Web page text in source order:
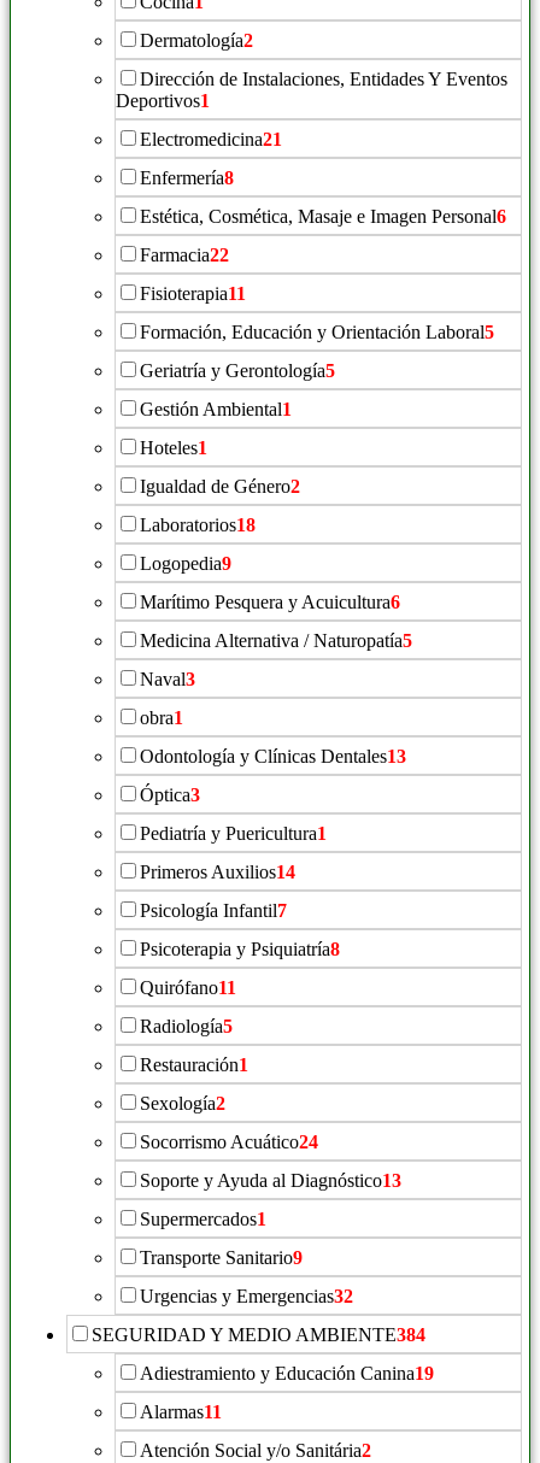
Dermatología2
Dirección de Instalaciones, Entidades Y Eventos
Deportivos1
Electromedicina21
Enfermería8
Estética, Cosmética, Masaje e Imagen Personal6
Farmacia22
Fisioterapia11
Formación, Educación y Orientación Laboral5
Geriatría y Gerontología5
Gestión Ambiental1
Hoteles1
Igualdad de Género2
Laboratorios18
Logopedia9
Marítimo Pesquera y Acuicultura6
Medicina Alternativa / Naturopatía5
Naval3
obra1
Odontología y Clínicas Dentales13
Óptica3
Pediatría y Puericultura1
Primeros Auxilios14
Psicología Infantil7
Psicoterapia y Psiquiatría8
Quirófano11
Radiología5
Restauración1
Sexología2
Socorrismo Acuático24
Soporte y Ayuda al Diagnóstico13
Supermercados1
Transporte Sanitario9
Urgencias y Emergencias32
SEGURIDAD Y MEDIO AMBIENTE384
Adiestramiento y Educación Canina19
Alarmas11
Atención Social y/o Sanitária2